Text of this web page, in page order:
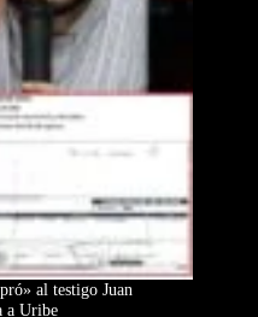
al testigo Juan
a Uribe